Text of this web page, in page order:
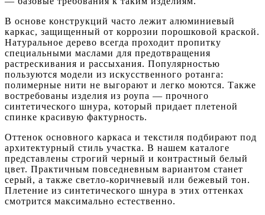
В основе конструкций часто лежит алюминиевый
каркас, защищенный от коррозии порошковой краской.
Натуральное дерево всегда проходит пропитку
специальными маслами для предотвращения
растрескивания и рассыхания. Популярностью
пользуются модели из искусственного ротанга:
полимерные нити не выгорают и легко моются. Также
востребованы изделия из роупа — прочного
синтетического шнура, который придает плетеной
спинке красивую фактурность.
Оттенок основного каркаса и текстиля подбирают под
архитектурный стиль участка. В нашем каталоге
представлены строгий черный и контрастный белый
цвет. Практичным повседневным вариантом станет
серый, а также светло-коричневый или бежевый тон.
Плетение из синтетического шнура в этих оттенках
смотрится максимально естественно.